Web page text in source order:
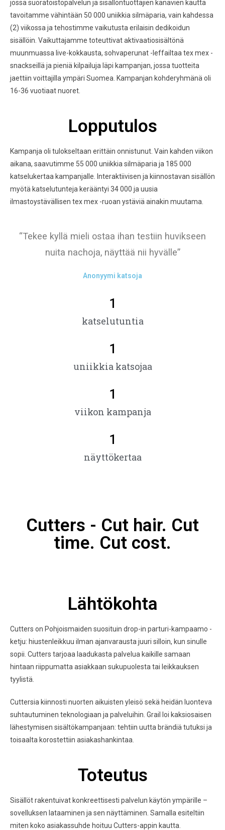
jossa suoratoistopalvelun ja sisällöntuottajien kanavien kautta
tavoitamme vähintään 50 000 uniikkia silmäparia, vain kahdessa
(2) viikossa ja tehostimme vaikutusta erilaisin dedikoidun
sisällöin. Vaikuttajamme toteuttivat aktivaatiosisältönä
muunmuassa live-kokkausta, sohvaperunat -leffailtaa tex mex -
snackseillä ja pieniä kilpailuja läpi kampanjan, jossa tuotteita
jaettiin voittajilla ympäri Suomea. Kampanjan kohderyhmänä oli
16-36 vuotiaat nuoret.
Lopputulos
Kampanja oli tulokseltaan erittäin onnistunut. Vain kahden viikon
aikana, saavutimme 55 000 uniikkia silmäparia ja 185 000
katselukertaa kampanjalle. Interaktiivisen ja kiinnostavan sisällön
myötä katselutunteja kerääntyi 34 000 ja uusia
ilmastoystävällisen tex mex -ruoan ystäviä ainakin muutama.
“Tekee kyllä mieli ostaa ihan testiin huvikseen
nuita nachoja, näyttää nii hyvälle”
Anonyymi katsoja
katselutuntia
1
uniikkia katsojaa
1
viikon kampanja
1
näyttökertaa
1
Cutters - Cut hair. Cut
time. Cut cost.
Lähtökohta
Cutters on Pohjoismaiden suosituin drop-in parturi-kampaamo -
ketju: hiustenleikkuu ilman ajanvarausta juuri silloin, kun sinulle
sopii. Cutters tarjoaa laadukasta palvelua kaikille samaan
hintaan riippumatta asiakkaan sukupuolesta tai leikkauksen
tyylistä.
Cuttersia kiinnosti nuorten aikuisten yleisö sekä heidän luonteva
suhtautuminen teknologiaan ja palveluihin. Grail loi kaksiosaisen
lähestymisen sisältökampanjaan: tehtiin uutta brändiä tutuksi ja
toisaalta korostettiin asiakashankintaa.
Toteutus
Sisällöt rakentuivat konkreettisesti palvelun käytön ympärille –
sovelluksen lataaminen ja sen näyttäminen. Samalla esiteltiin
miten koko asiakassuhde hoituu Cutters-appin kautta.